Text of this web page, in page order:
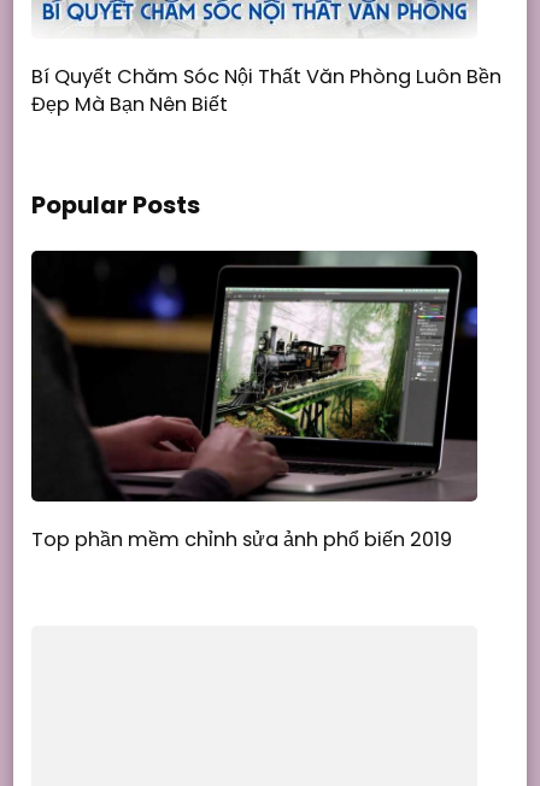
Bí Quyết Chăm Sóc Nội Thất Văn Phòng Luôn Bền
Đẹp Mà Bạn Nên Biết
Popular Posts
Top phần mềm chỉnh sửa ảnh phổ biến 2019